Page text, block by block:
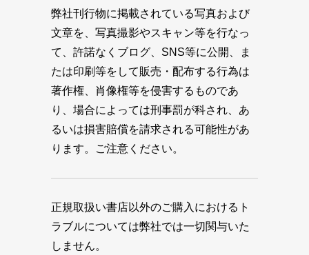
弊社刊行物に掲載されている写真および
文章を、写真撮影やスキャン等を行なっ
て、許諾なくブログ、SNS等に公開、ま
たは印刷等をして販売・配布する行為は
著作権、肖像権等を侵害するものであ
り、場合によっては刑事罰が科され、あ
るいは損害賠償を請求される可能性があ
ります。ご注意ください。
正規取扱い書店以外のご購入におけるト
ラブルについては弊社では一切関与いた
しません。